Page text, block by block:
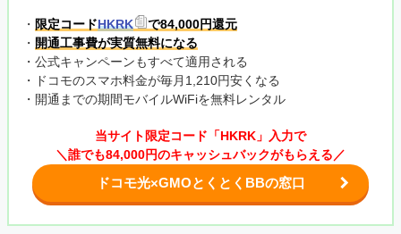
・ 限定コードHKRK
で84,000円還元
・ 開通工事費が実質無料になる
・公式キャンペーンもすべて適用される
・ドコモのスマホ料金が毎月1,210円安くなる
・開通までの期間モバイルWiFiを無料レンタル
当サイト限定コード「HKRK」入力で
＼誰でも84,000円のキャッシュバックがもらえる／
ドコモ光×GMOとくとくBBの窓口